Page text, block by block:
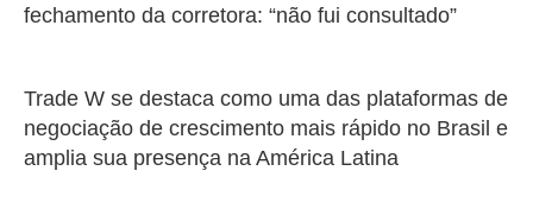
fechamento da corretora: “não fui consultado”
Trade W se destaca como uma das plataformas de
negociação de crescimento mais rápido no Brasil e
amplia sua presença na América Latina